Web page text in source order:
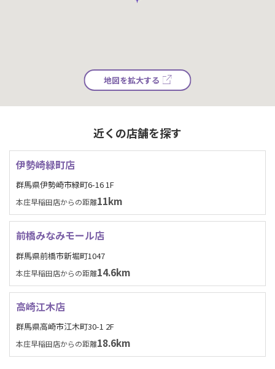
地図を拡大する
近くの店舗を探す
伊勢崎緑町店
群馬県伊勢崎市緑町6-16 1F
本庄早稲田店からの距離11km
前橋みなみモール店
群馬県前橋市新堀町1047
本庄早稲田店からの距離14.6km
高崎江木店
群馬県高崎市江木町30-1 2F
本庄早稲田店からの距離18.6km